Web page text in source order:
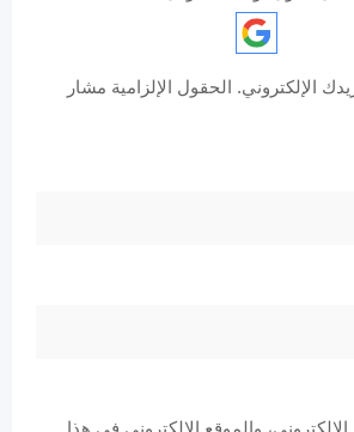
الإلكتروني. الحقول الإلزامية مشار
والموقع الإلكتروني في هذا